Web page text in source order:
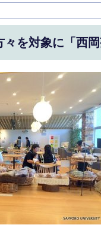
々を対象に「西